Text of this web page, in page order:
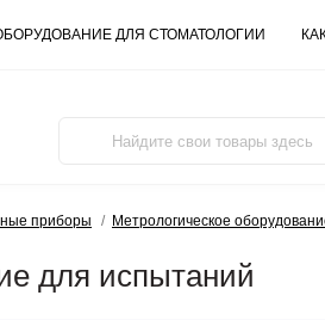
ДЛЯ СТОМАТОЛОГИИ
приборы Метрологическое
для испытаний